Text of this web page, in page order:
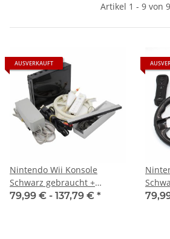
Artikel 1 - 9 von 9
AUSVERKAUFT
Nintendo Wii Konsole
Schwarz gebraucht +
Fernbedienung + Nunchuck
79,99 € - 137,79 € *